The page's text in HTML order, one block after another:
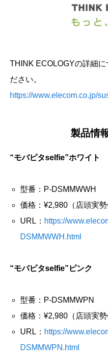
THINK ECOLOGYの詳細
ださい。
https://www.elecom.co.jp/
製品情
“モバピタselfie”ホワイト
型番：P-DSMMWWH
価格：¥2,980（店頭実勢
URL： https://
DSMMWWH.html
“モバピタselfie”ピンク
型番：P-DSMMWPN
価格：¥2,980（店頭実勢
URL： https://
DSMMWPN.html